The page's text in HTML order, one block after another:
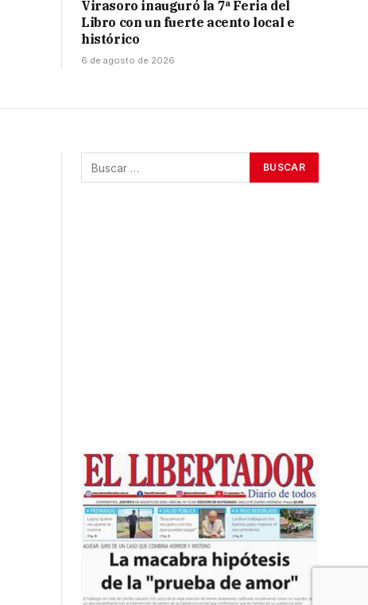
Virasoro inauguró la 7ª Feria del
Libro con un fuerte acento local e
histórico
6 de agosto de 2026